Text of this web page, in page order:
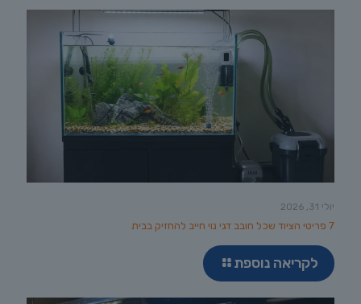
יולי 31, 2026
7 פריטי הציוד שכל חובב דגי נוי חייב להחזיק בבית
לקריאה נוספת